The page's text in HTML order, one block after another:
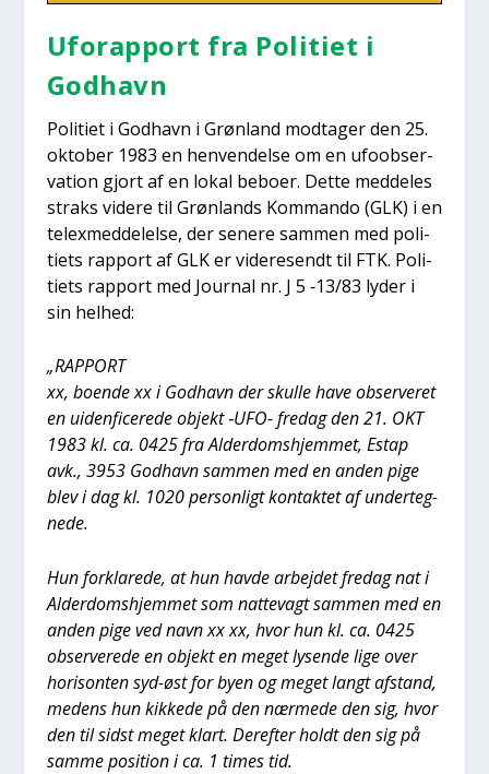
Uforap­port fra Poli­ti­et i
God­havn
Poli­ti­et i God­havn i Grøn­land mod­ta­ger den 25.
okto­ber 1983 en hen­ven­del­se om en ufoob­ser­
va­tion gjort af en lokal bebo­er. Det­te med­del­es
straks vide­re til Grøn­lands Kom­man­do (GLK) i en
tele­x­med­del­el­se, der sene­re sam­men med poli­
tiets rap­port af GLK er vide­re­sendt til FTK. Poli­
tiets rap­port med Jour­nal nr. J 5 ‑13/83 lyder i
sin hel­hed:
„RAPPORT
xx, boen­de xx i God­havn der skul­le have obser­ve­ret
en uiden­fi­ce­re­de objekt ‑UFO- fre­dag den 21. OKT
1983 kl. ca. 0425 fra Alder­doms­hjem­met, Estap
avk., 3953 God­havn sam­men med en anden pige
blev i dag kl. 1020 per­son­ligt kon­tak­tet af under­teg­
ne­de.
Hun for­kla­re­de, at hun hav­de arbej­det fre­dag nat i
Alder­doms­hjem­met som nat­te­vagt sam­men med en
anden pige ved navn xx xx, hvor hun kl. ca. 0425
obser­ve­re­de en objekt en meget lysen­de lige over
hori­son­ten syd-øst for byen og meget langt afstand,
medens hun kik­ke­de på den nær­me­de den sig, hvor
den til sidst meget klart. Der­ef­ter holdt den sig på
sam­me posi­tion i ca. 1 times tid.